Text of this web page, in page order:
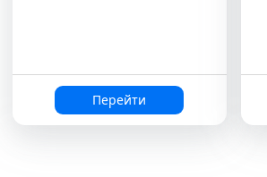
Перейти